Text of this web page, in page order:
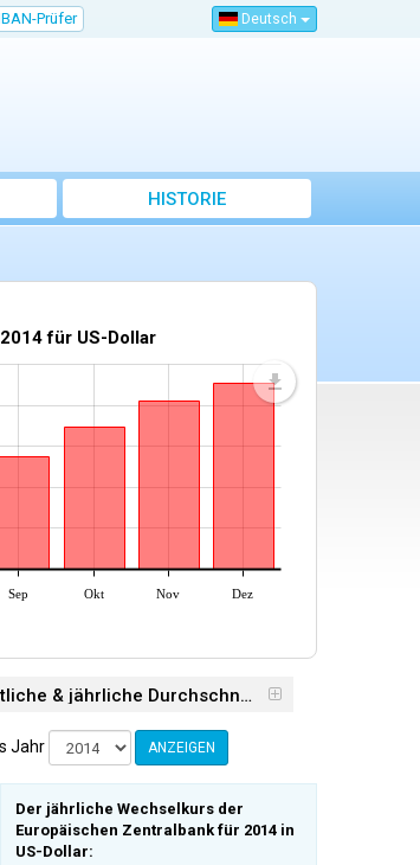
Prüfer Deutsch
HISTORIE
für US-Dollar
Sep Okt Nov Dez
Durchschnittlicher Wechselkurs der Europäischen Zentralbank (EZB) – Monatliche & jährliche Durchschnittswerte 2014
Jahr ANZEIGEN
Der jährliche Wechselkurs der
Europäischen Zentralbank für 2014 in
US-Dollar: